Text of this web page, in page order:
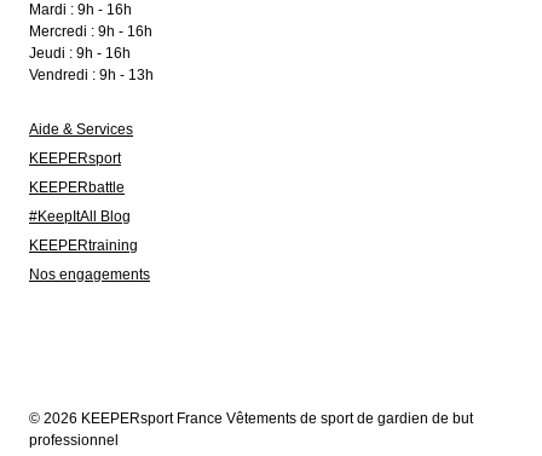
Mardi : 9h - 16h
Mercredi : 9h - 16h
Jeudi : 9h - 16h
Vendredi : 9h - 13h
Aide & Services
KEEPERsport
KEEPERbattle
#KeepItAll Blog
KEEPERtraining
Nos engagements
© 2026 KEEPERsport France Vêtements de sport de gardien de but
professionnel